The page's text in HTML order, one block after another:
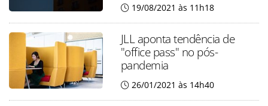
19/08/2021 às 11h18
JLL aponta tendência de
"office pass" no pós-
pandemia
26/01/2021 às 14h40